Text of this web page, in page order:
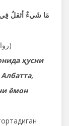
مَا شَيءٌ أثقلُ
(رواه الإمام الترمذي عن أبي الدرداء رضي الله عنه)
ҳусни
ёмон